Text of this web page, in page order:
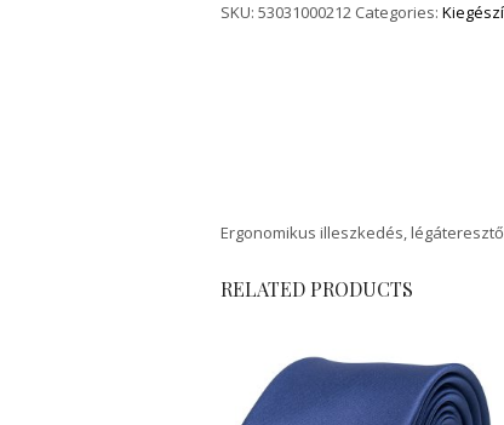
SKU: 53031000212 Categories:
Ergonomikus illeszkedés,
RELATED PRODUCTS